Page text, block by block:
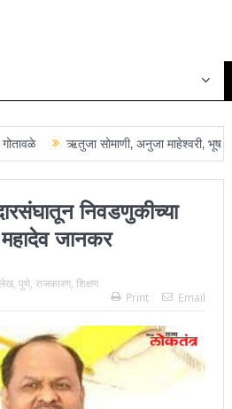
ऋतुजा सोमाणी, अनुजा माहेश्वरी, भूषण
निवडणुकीच्या
जानकर
, पुणे, राजकारण, शिक्षण
Print
Email